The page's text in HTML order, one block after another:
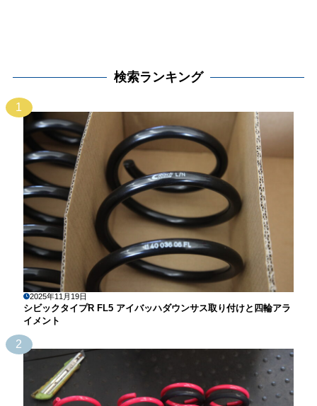
検索ランキング
1
2025年11月19日
シビックタイプR FL5 アイバッハダウンサス取り付けと四輪アラ
イメント
2